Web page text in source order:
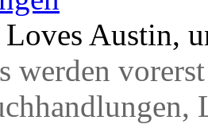
Loves Austin,
werden